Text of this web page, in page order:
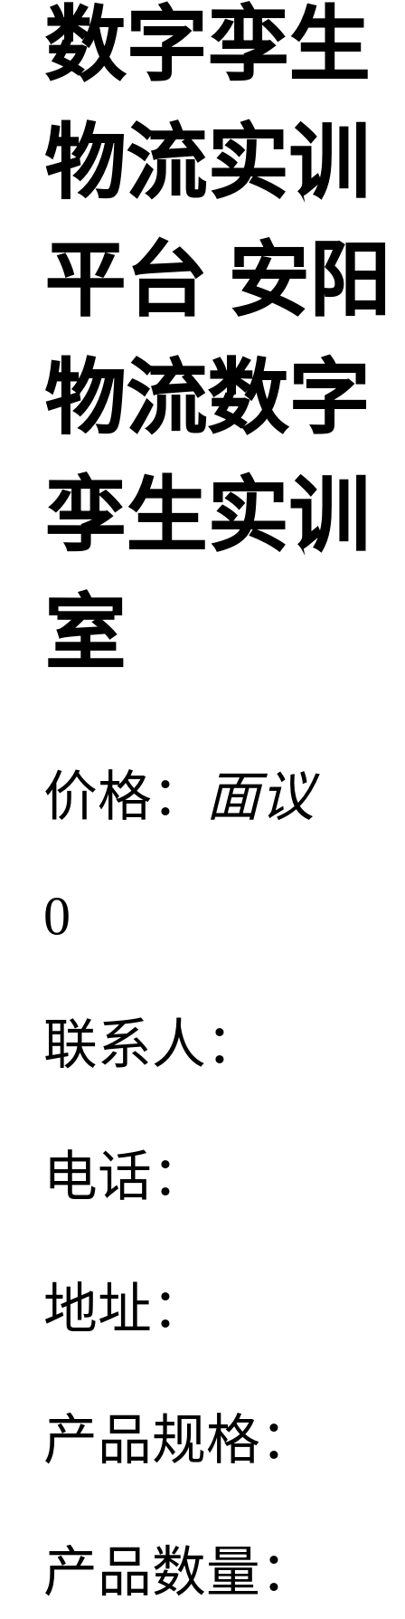
数字孪生
物流实训
平台 安阳
物流数字
孪生实训
室
价格： 面议
0
联系人：
电话：
地址：
产品规格：
产品数量：